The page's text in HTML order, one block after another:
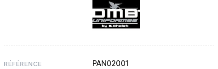
RÉFÉRENCE PAN02001